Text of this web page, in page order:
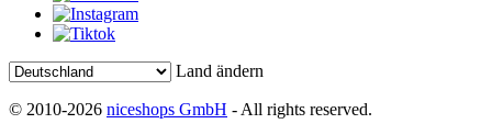
Land ändern
© 2010-2026 niceshops GmbH - All rights reserved.